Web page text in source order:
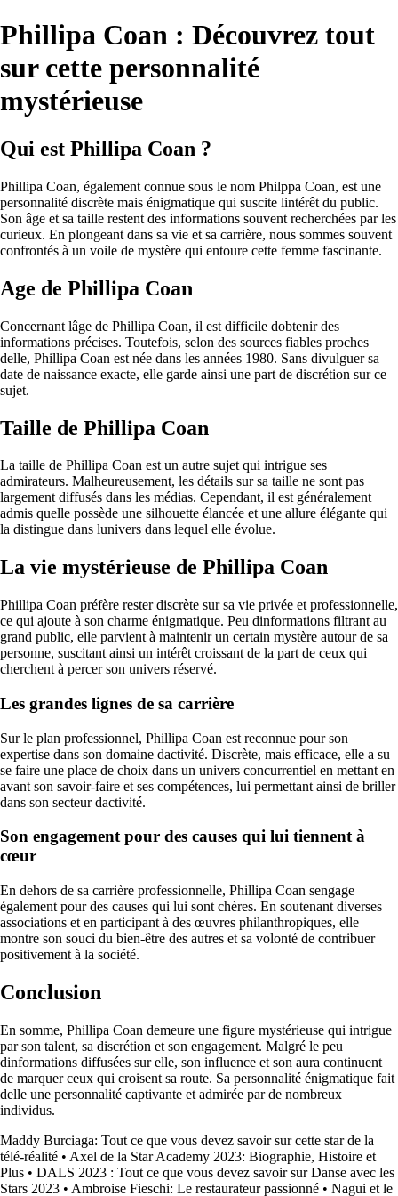
Phillipa Coan : Découvrez tout
sur cette personnalité
mystérieuse
Qui est Phillipa Coan ?
Phillipa Coan, également connue sous le nom Philppa Coan, est une
personnalité discrète mais énigmatique qui suscite lintérêt du public.
Son âge et sa taille restent des informations souvent recherchées par les
curieux. En plongeant dans sa vie et sa carrière, nous sommes souvent
confrontés à un voile de mystère qui entoure cette femme fascinante.
Age de Phillipa Coan
Concernant lâge de Phillipa Coan, il est difficile dobtenir des
informations précises. Toutefois, selon des sources fiables proches
delle, Phillipa Coan est née dans les années 1980. Sans divulguer sa
date de naissance exacte, elle garde ainsi une part de discrétion sur ce
sujet.
Taille de Phillipa Coan
La taille de Phillipa Coan est un autre sujet qui intrigue ses
admirateurs. Malheureusement, les détails sur sa taille ne sont pas
largement diffusés dans les médias. Cependant, il est généralement
admis quelle possède une silhouette élancée et une allure élégante qui
la distingue dans lunivers dans lequel elle évolue.
La vie mystérieuse de Phillipa Coan
Phillipa Coan préfère rester discrète sur sa vie privée et professionnelle,
ce qui ajoute à son charme énigmatique. Peu dinformations filtrant au
grand public, elle parvient à maintenir un certain mystère autour de sa
personne, suscitant ainsi un intérêt croissant de la part de ceux qui
cherchent à percer son univers réservé.
Les grandes lignes de sa carrière
Sur le plan professionnel, Phillipa Coan est reconnue pour son
expertise dans son domaine dactivité. Discrète, mais efficace, elle a su
se faire une place de choix dans un univers concurrentiel en mettant en
avant son savoir-faire et ses compétences, lui permettant ainsi de briller
dans son secteur dactivité.
Son engagement pour des causes qui lui tiennent à
cœur
En dehors de sa carrière professionnelle, Phillipa Coan sengage
également pour des causes qui lui sont chères. En soutenant diverses
associations et en participant à des œuvres philanthropiques, elle
montre son souci du bien-être des autres et sa volonté de contribuer
positivement à la société.
Conclusion
En somme, Phillipa Coan demeure une figure mystérieuse qui intrigue
par son talent, sa discrétion et son engagement. Malgré le peu
dinformations diffusées sur elle, son influence et son aura continuent
de marquer ceux qui croisent sa route. Sa personnalité énigmatique fait
delle une personnalité captivante et admirée par de nombreux
individus.
Maddy Burciaga: Tout ce que vous devez savoir sur cette star de la
télé-réalité • Axel de la Star Academy 2023: Biographie, Histoire et
Plus • DALS 2023 : Tout ce que vous devez savoir sur Danse avec les
Stars 2023 • Ambroise Fieschi: Le restaurateur passionné • Nagui et le